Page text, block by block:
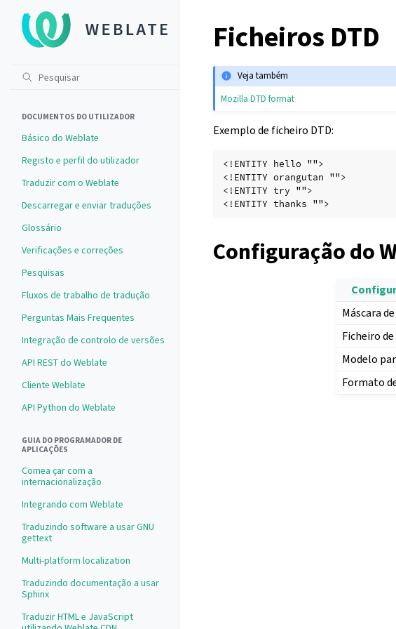
DOCUMENTOS DO UTILIZADOR
Básico do Weblate
Registo e perfil do utilizador
Traduzir com o Weblate
Descarregar e enviar traduções
Glossário
Verificações e correções
Pesquisas
Fluxos de trabalho de tradução
Perguntas Mais Frequentes
Integração de controlo de versões
API REST do Weblate
Cliente Weblate
API Python do Weblate
GUIA DO PROGRAMADOR DE
APLICAÇÕES
Comea çar com a
internacionalização
Integrando com Weblate
Traduzindo software a usar GNU
gettext
Multi-platform localization
Traduzindo documentação a usar
Sphinx
Traduzir HTML e JavaScript
Ficheiros DTD
Veja também
Mozilla DTD format
Exemplo de ficheiro DTD:
<!ENTITY hello "">
<!ENTITY orangutan "">
<!ENTITY try "">
<!ENTITY thanks "">
Configuração do
Máscara
Ficheiro
Modelo
Formato